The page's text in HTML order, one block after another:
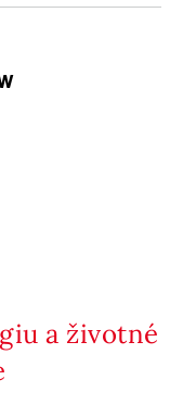
a životné